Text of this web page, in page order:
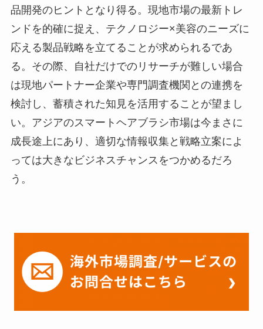
品開発のヒントとなり得る。現地市場の最新トレ
ンドを的確に捉え、テクノロジー×美容のニーズに
応える製品戦略を立てることが求められるであ
る。その際、自社だけでのリサーチが難しい場合
は現地パートナー企業や専門調査機関との連携を
検討し、蓄積された知見を活用することが望まし
い。アジアのスマートヘアブラシ市場は今まさに
成長途上にあり、適切な情報収集と戦略立案によ
っては大きなビジネスチャンスをつかめるだろ
う。